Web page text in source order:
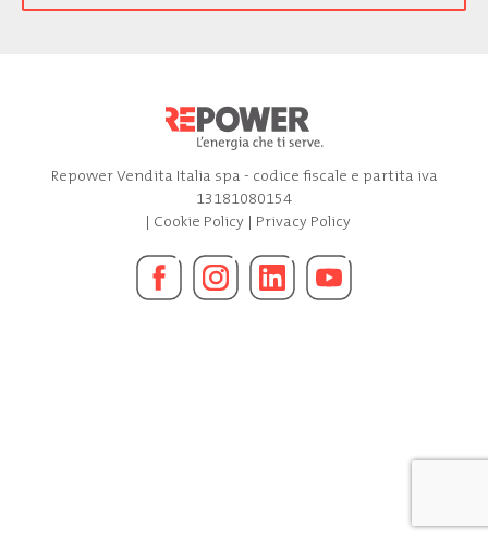
Repower Vendita Italia spa - codice fiscale e partita iva
13181080154
| Cookie Policy| Privacy Policy